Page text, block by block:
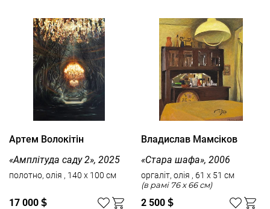
Артем Волокітін
«Aмплітуда cаду 2», 2025
полотно, олія , 140 x 100 см
17 000 $
Владислав Мамсіков
«Стара шафа», 2006
оргаліт, олія , 61 x 51 см
(в рамі 76 x 66 см)
2 500 $